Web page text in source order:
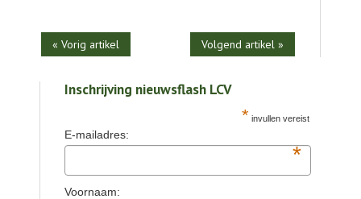
« Vorig artikel Volgend artikel »
Inschrijving nieuwsflash LCV
* invullen vereist
E-mailadres:
*
Voornaam: